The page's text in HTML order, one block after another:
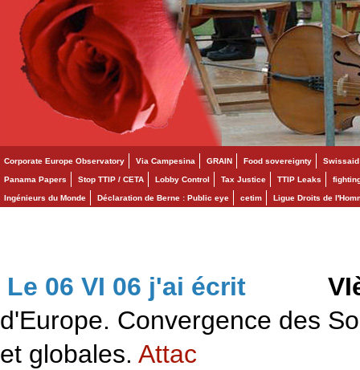
Corporate Europe Observatory Via Campesina GRAIN Food sovereignty Swissaid
Panama Papers Stop TTIP / CETA Lobby Control Tax Justice TTIP Leaks
Ingénieurs du Monde Déclaration de Berne : Public eye cetim Ligue Droits de
Le 06 VI 06 j'ai écrit
d'Europe. Convergence des
et globales. Attac